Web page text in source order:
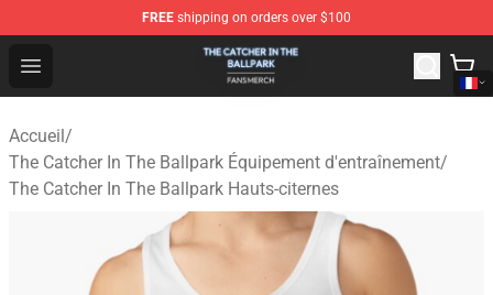
FREE shipping on orders over $100
Open menu
The Catcher In The Ballpark Shop - Official The Catcher
Accueil/
The Catcher In The Ballpark Équipement d'entraînement/
The Catcher In The Ballpark Hauts-citernes